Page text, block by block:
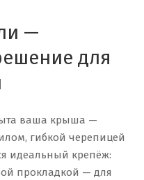
—
для
ваша крыша —
гибкой черепицей
идеальный крепёж:
прокладкой — для